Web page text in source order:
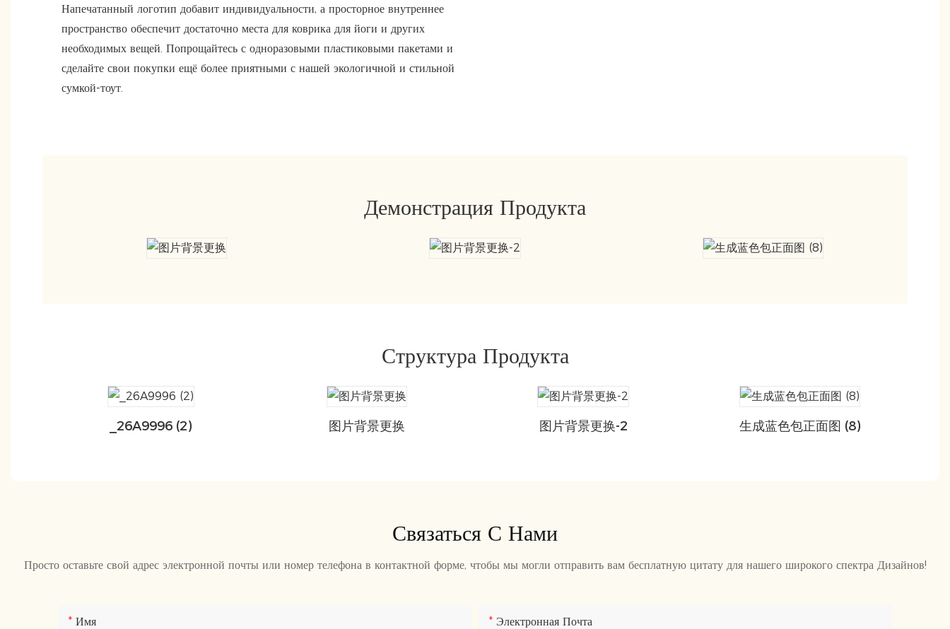
Напечатанный логотип добавит индивидуальности, а просторное внутреннее
пространство обеспечит достаточно места для коврика для йоги и других
необходимых вещей. Попрощайтесь с одноразовыми пластиковыми пакетами и
сделайте свои покупки ещё более приятными с нашей экологичной и стильной
сумкой-тоут.
Демонстрация Продукта
Структура Продукта
_26A9996 (2) 图片背景更换 图片背景更换-2 生成蓝色包正面图 (8)
Связаться С Нами
Просто оставьте свой адрес электронной почты или номер телефона в контактной форме, чтобы мы могли отправить вам бесплатную цитату для нашего широкого спектра Дизайнов!
Имя Электронная Почта